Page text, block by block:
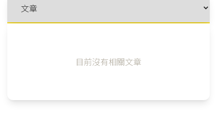
目前沒有相關文章